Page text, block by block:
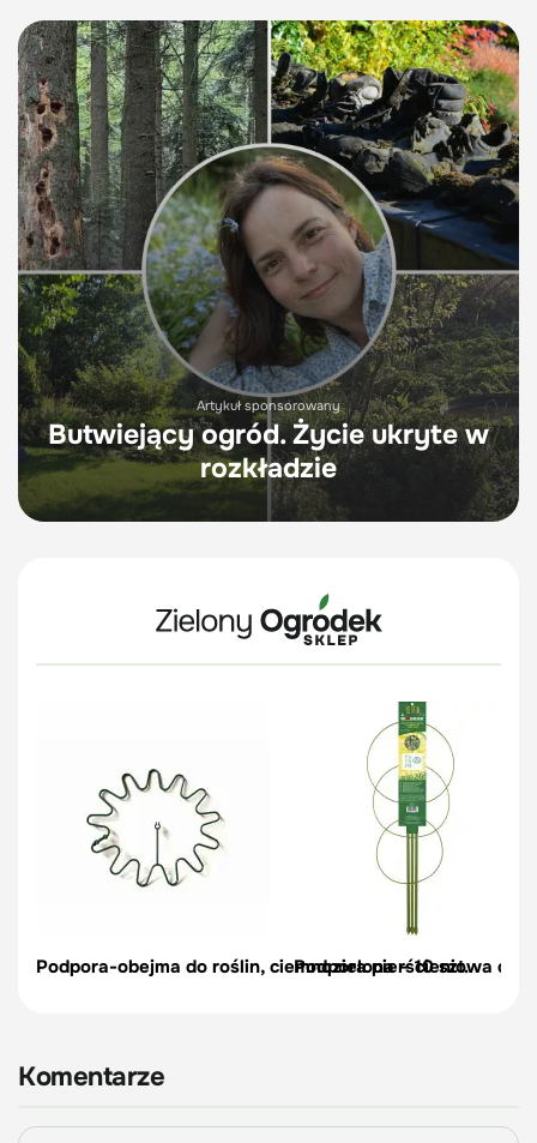
Artykuł sponsorowany
Butwiejący ogród. Życie ukryte w
rozkładzie
Podpora-obejma do roślin, ciemnozielona – 10 szt.
Podpora pierścieniowa do
Komentarze